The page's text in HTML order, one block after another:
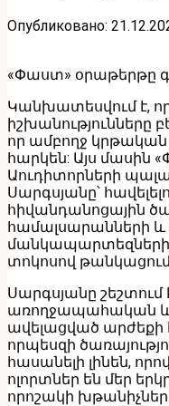
Опубликовано:
«Փաստ» օրաթերթը
Կանխատեսվում է,
իշխանությունները
որ ամբողջ
հարկեն: Այս մասին
Աուդիտորների
Սարգսյանը՝
հիվանդանոցային
համալսարանների և
մանկապարտեզների
տոկոսով
Սարգսյանը
առողջապահական և
ավելացված
որպեսզի
հասանելի լինեն,
ոլորտներ են մեր
որոշակի